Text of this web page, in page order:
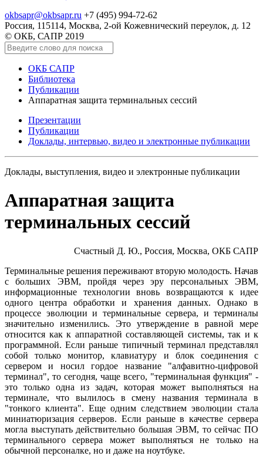
okbsapr@okbsapr.ru +7 (495) 994-72-62
Россия, 115114, Москва, 2-ой Кожевнический переулок, д. 12
© ОКБ, САПР 2019
ОКБ САПР
Библиотека
Публикации
Аппаратная защита терминальных сессий
Презентации
Публикации
Доклады, интервью, видео и электронные публикации
Доклады, выступления, видео и электронные публикации
Аппаратная защита
терминальных сессий
Счастный Д. Ю., Россия, Москва, ОКБ САПР
Терминальные решения переживают вторую молодость. Начав
с больших ЭВМ, пройдя через эру персональных ЭВМ,
информационные технологии вновь возвращаются к идее
одного центра обработки и хранения данных. Однако в
процессе эволюции и терминальные сервера, и терминалы
значительно изменились. Это утверждение в равной мере
относится как к аппаратной составляющей системы, так и к
программной. Если раньше типичный терминал представлял
собой только монитор, клавиатуру и блок соединения с
сервером и носил гордое название "алфавитно-цифровой
терминал", то сегодня, чаще всего, "терминальная функция" -
это только одна из задач, которая может выполняться на
терминале, что вылилось в смену названия терминала в
"тонкого клиента". Еще одним следствием эволюции стала
миниатюризация серверов. Если раньше в качестве сервера
могла выступать действительно большая ЭВМ, то сейчас ПО
терминального сервера может выполняться не только на
обычной персоналке, но и даже на ноутбуке.